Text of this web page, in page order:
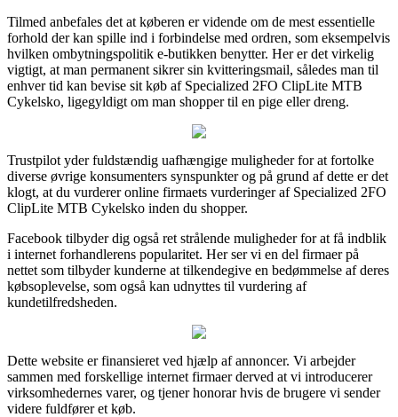
Tilmed anbefales det at køberen er vidende om de mest essentielle
forhold der kan spille ind i forbindelse med ordren, som eksempelvis
hvilken ombytningspolitik e-butikken benytter. Her er det virkelig
vigtigt, at man permanent sikrer sin kvitteringsmail, således man til
enhver tid kan bevise sit køb af Specialized 2FO ClipLite MTB
Cykelsko, ligegyldigt om man shopper til en pige eller dreng.
Trustpilot yder fuldstændig uafhængige muligheder for at fortolke
diverse øvrige konsumenters synspunkter og på grund af dette er det
klogt, at du vurderer online firmaets vurderinger af Specialized 2FO
ClipLite MTB Cykelsko inden du shopper.
Facebook tilbyder dig også ret strålende muligheder for at få indblik
i internet forhandlerens popularitet. Her ser vi en del firmaer på
nettet som tilbyder kunderne at tilkendegive en bedømmelse af deres
købsoplevelse, som også kan udnyttes til vurdering af
kundetilfredsheden.
Dette website er finansieret ved hjælp af annoncer. Vi arbejder
sammen med forskellige internet firmaer derved at vi introducerer
virksomhedernes varer, og tjener honorar hvis de brugere vi sender
videre fuldfører et køb.